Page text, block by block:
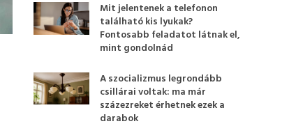
Mit jelentenek a telefonon
található kis lyukak?
Fontosabb feladatot látnak el,
mint gondolnád
A szocializmus legrondább
csillárai voltak: ma már
százezreket érhetnek ezek a
darabok